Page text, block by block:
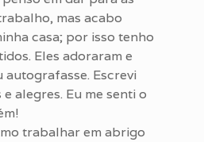
mas acabo
casa; por isso tenho
Eles adoraram e
Escrevi
alegres. Eu me senti o
trabalhar em abrigo